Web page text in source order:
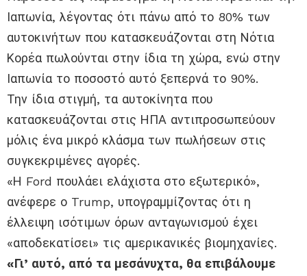
Ιαπωνία, λέγοντας ότι πάνω από το 80% των
αυτοκινήτων που κατασκευάζονται στη Νότια
Κορέα πωλούνται στην ίδια τη χώρα, ενώ στην
Ιαπωνία το ποσοστό αυτό ξεπερνά το 90%.
Την ίδια στιγμή, τα αυτοκίνητα που
κατασκευάζονται στις ΗΠΑ αντιπροσωπεύουν
μόλις ένα μικρό κλάσμα των πωλήσεων στις
συγκεκριμένες αγορές.
«Η Ford πουλάει ελάχιστα στο εξωτερικό»,
ανέφερε ο Trump, υπογραμμίζοντας ότι η
έλλειψη ισότιμων όρων ανταγωνισμού έχει
«αποδεκατίσει» τις αμερικανικές βιομηχανίες.
«Γι’ αυτό, από τα μεσάνυχτα, θα επιβάλουμε